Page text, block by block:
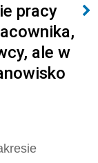
pracy
ale w